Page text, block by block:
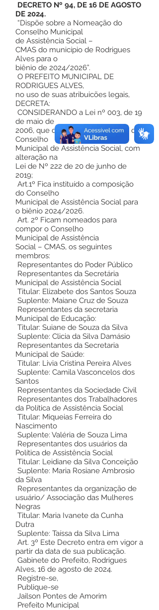
DECRETO Nº 94, DE 16 DE AGOSTO
DE 2024.
“Dispõe sobre a Nomeação do
Conselho Municipal
de Assistência Social –
CMAS do município de Rodrigues
Alves para o
biênio de 2024/2026”.
O PREFEITO MUNICIPAL DE
RODRIGUES ALVES,
no uso de suas atribuicões legais,
DECRETA:
CONSIDERANDO a Lei nº 003, de 19
de maio de
2006, que dispõe sobre a Criação do
Conselho
Municipal de Assistência Social, com
alteração na
Lei de Nº 222 de 20 de junho de
2019;
Art.1º Fica instituído a composição
do Conselho
Municipal de Assistência Social para
o biênio 2024/2026.
Art. 2º Ficam nomeados para
compor o Conselho
Municipal de Assistência
Social – CMAS, os seguintes
membros:
Representantes do Poder Público
Representantes da Secretária
Municipal de Assistência Social
Titular: Elizabete dos Santos Souza
Suplente: Maiane Cruz de Souza
Representantes da secretaria
Municipal de Educação:
Titular: Suiane de Souza da Silva
Suplente: Clicia da Silva Damásio
Representantes da Secretaria
Municipal de Saúde:
Titular: Livia Cristina Pereira Alves
Suplente: Camila Vasconcelos dos
Santos
Representantes da Sociedade Civil
Representantes dos Trabalhadores
da Política de Assistência Social
Titular: Miqueias Ferreira do
Nascimento
Suplente: Valéria de Souza Lima
Representantes dos usuários da
Política de Assistência Social
Titular: Leidiane da Silva Conceição
Suplente: Maria Rosiane Ambrosio
da Silva
Representantes da organização de
usuário/ Associação das Mulheres
Negras
Titular: Maria Ivanete da Cunha
Dutra
Suplente: Taíssa da Silva Lima
Art. 3º Este Decreto entra em vigor a
partir da data de sua publicação.
Gabinete do Prefeito, Rodrigues
Alves, 16 de agosto de 2024.
Registre-se,
Publique-se
Jailson Pontes de Amorim
Prefeito Municipal